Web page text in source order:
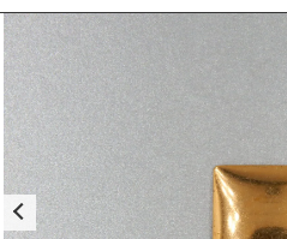
（税
ショッピン
お気に入り
すべての商品
★訳ありアウトレット★
すべ
★訳ありアウ
【メッキ
【メッキ付】
こだわ
親カテゴリ
子カテゴリ